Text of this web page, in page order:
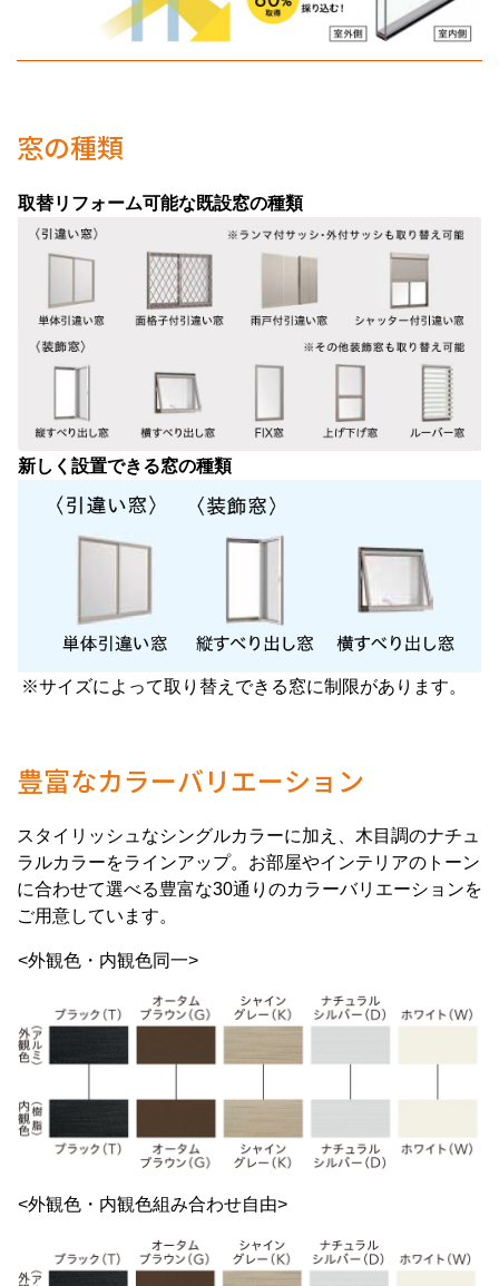
窓の種類
取替リフォーム可能な既設窓の種類
新しく設置できる窓の種類
※サイズによって取り替えできる窓に制限があります。
豊富なカラーバリエーション
スタイリッシュなシングルカラーに加え、木目調のナチュ
ラルカラーをラインアップ。お部屋やインテリアのトーン
に合わせて選べる豊富な30通りのカラーバリエーションを
ご用意しています。
<外観色・内観色同一>
<外観色・内観色組み合わせ自由>